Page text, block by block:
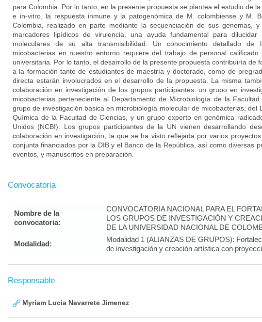
para Colombia. Por lo tanto, en la presente propuesta se plantea el estudio de
e in-vitro, la respuesta inmune y la patogenómica de M. colombiense y M.
Colombia, realizado en parte mediante la secuenciación de sus genomas,
marcadores lipídicos de virulencia, una ayuda fundamental para dilucidar
moleculares de su alta transmisibilidad. Un conocimiento detallado de
micobacterias en nuestro entorno requiere del trabajo de personal calificado
universitaria. Por lo tanto, el desarrollo de la presente propuesta contribuiría de
a la formación tanto de estudiantes de maestría y doctorado, como de
directa estarán involucrados en el desarrollo de la propuesta. La misma
colaboración en investigación de los grupos participantes: un grupo en
micobacterias perteneciente al Departamento de Microbiología de la
grupo de investigación básica en microbiología molecular de micobacterias, del
Química de la Facultad de Ciencias, y un grupo experto en genómica
Unidos (NCBI). Los grupos participantes de la UN vienen desarrollando
colaboración en investigación, la que se ha visto reflejada por varios
conjunta financiados por la DIB y el Banco de la República, así como diversas
eventos, y manuscritos en preparación.
Convocatoria
Nombre de la
convocatoria:
CONVOCATORIA NACIONAL PARA EL
LOS GRUPOS DE INVESTIGACIÓN Y
DE LA UNIVERSIDAD NACIONAL DE
Modalidad:
Modalidad 1 (ALIANZAS DE GRUPOS):
de investigación y creación artística con
Responsable
Myriam Lucia Navarrete Jimenez